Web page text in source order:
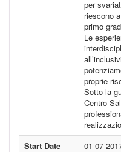
per
riescono
primo
Le
proprie
Sotto la
Centro
Start Date
01-07-